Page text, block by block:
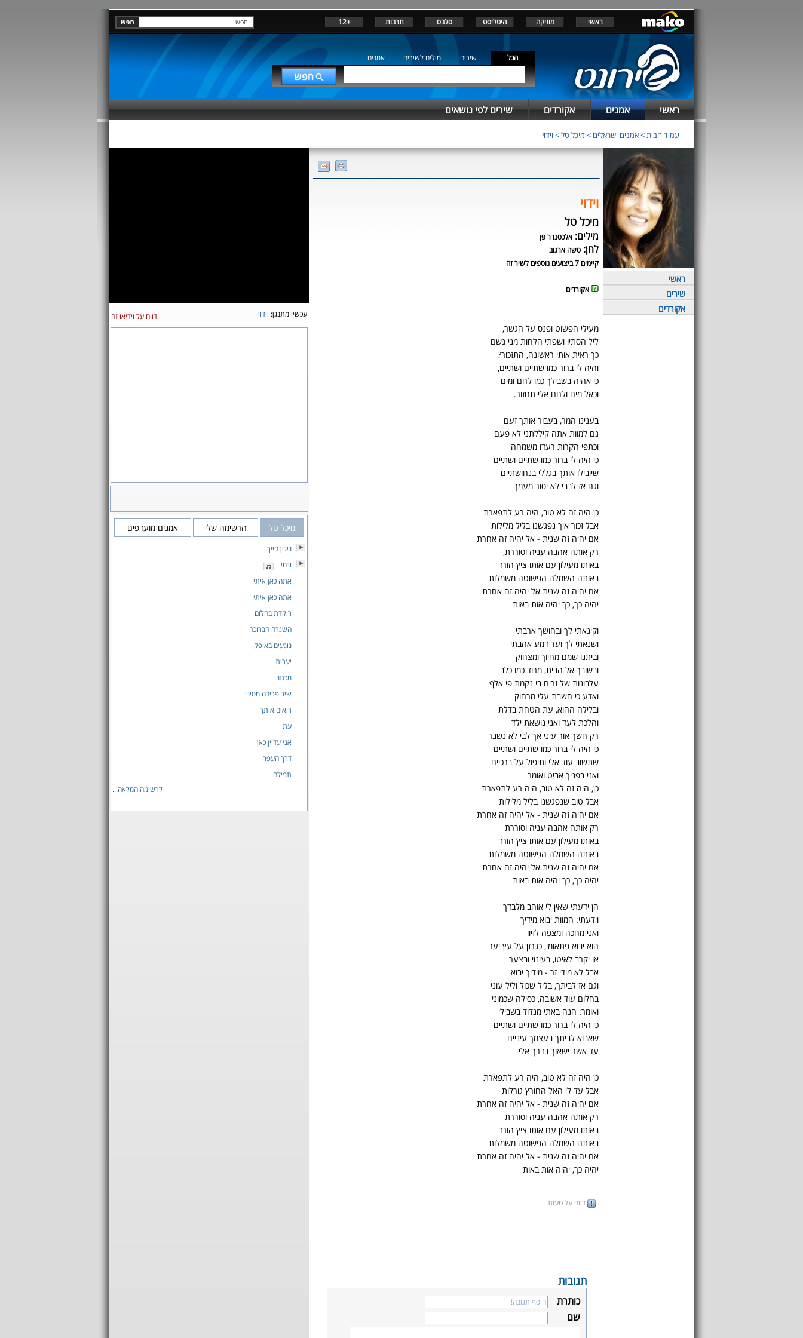
ראשי מוזיקה היטליסט סלבס תרבות +12
הכל שירים מילים לשירים אמנים
ראשי אמנים אקורדים שירים לפי נושאים
עמוד הבית>אמנים ישראלים > מיכל טל>וידוי
ראשי
שירים
אקורדים
וידוי
מיכל טל
מילים: אלכסנדר פן
לחן: סשה ארגוב
קיימים 7 ביצועים נוספים לשיר זה
אקורדים
מעילי הפשוט ופנס על הגשר,
ליל הסתיו ושפתי הלחות מני גשם
כך ראית אותי ראשונה, התזכור?
והיה לי ברור כמו שתיים ושתיים,
כי אהיה בשבילך כמו לחם ומים
וכאל מים ולחם אלי תחזור.
בענינו המר, בעבור אותך זעם
גם למוות אתה קיללתני לא פעם
וכתפי הקרות רעדו משמחה
כי היה לי ברור כמו שתיים ושתיים
שיובילו אותך בגללי בנחושתיים
וגם אז לבבי לא יסור מעמך
כן היה זה לא טוב, היה רע לתפארת
אבל זכור איך נפגשנו בליל מלילות
אם יהיה זה שנית - אל יהיה זה אחרת
רק אותה אהבה עניה וסוררת,
באותו מעילון עם אותו ציץ הורד
באותה השמלה הפשוטה משמלות
אם יהיה זה שנית אל יהיה זה אחרת
יהיה כך, כך יהיה אות באות
וקינאתי לך ובחושך ארבתי
ושנאתי לך ועד דמע אהבתי
וביתנו שמם מחיוך ומצחוק
ובשובך אל הבית, מרוד כמו כלב
עלבונות של זרים בי נקמת פי אלף
ואדע כי חשבת עלי מרחוק
ובלילה ההוא, עת הטחת בדלת
והלכת לעד ואני נושאת ילד
רק חשך אור עיני אך לבי לא נשבר
כי היה לי ברור כמו שתיים ושתיים
שתשוב עוד אלי ותיפול על ברכיים
ואני בפניך אביט ואומר
כן, היה זה לא טוב, היה רע לתפארת
אבל טוב שנפגשנו בליל מלילות
אם יהיה זה שנית - אל יהיה זה אחרת
רק אותה אהבה עניה וסוררת
באותו מעילון עם אותו ציץ הורד
באותה השמלה הפשוטה משמלות
אם יהיה זה שנית אל יהיה זה אחרת
יהיה כך, כך יהיה אות באות
הן ידעתי שאין לי אוהב מלבדך
וידעתי: המוות יבוא מידיך
ואני מחכה ומצפה לזיוו
הוא יבוא פתאומי, כגרזן על עץ יער
או יקרב לאיטו, בעינוי ובצער
אבל לא מידי זר - מידיך יבוא
וגם אז לביתך, בליל שכול וליל עוני
בחלום עוד אשובה, כסילה שכמוני
ואומר: הנה באתי מנדוד בשבילי
כי היה לי ברור כמו שתיים ושתיים
שאבוא לביתך בעצמך עיניים
עד אשר ישאוך בדרך אלי
כן היה זה לא טוב, היה רע לתפארת
אבל עד לי האל החורץ גורלות
אם יהיה זה שנית - אל יהיה זה אחרת
רק אותה אהבה עניה וסוררת
באותו מעילון עם אותו ציץ הורד
באותה השמלה הפשוטה משמלות
אם יהיה זה שנית - אל יהיה זה אחרת
יהיה כך, יהיה אות באות
דווח על טעות
תגובות
כותרת
שם
עכשיו מתנגן: וידוי דווח על וידיאו זה
מיכל טל הרשימה שלי אמנים מועדפים
ניגון חייך
וידוי
אתה כאן איתי
אתה כאן איתי
רוקדת בחלום
השגרה הברוכה
נוגעים באופק
יערית
מכתב
שיר פרידה מסיני
רואים אותך
עת
אני עדיין כאן
דרך העפר
תפילה
לרשימה המלאה...